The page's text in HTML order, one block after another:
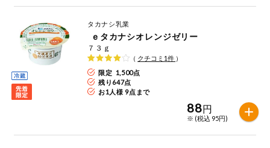
お問い合わせ
ペット
先着限定企画
スマート・ワ
ン注文
得
タカナシ乳業
ｅタカナシオレンジゼリー
７３ｇ
（ クチコミ 1件 ）
限定 1,500点
残り 647点
お1人様 9点まで
88円
※ (税込 95円)